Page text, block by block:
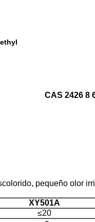
CAS 2426 8
pequeño olor
XY501A
≤20